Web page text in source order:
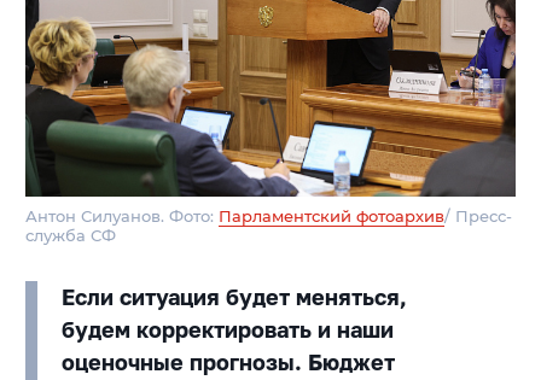
Антон Силуанов. Фото: Парламентский фотоархив/ Пресс-
служба СФ
Если ситуация будет меняться,
будем корректировать и наши
оценочные прогнозы. Бюджет